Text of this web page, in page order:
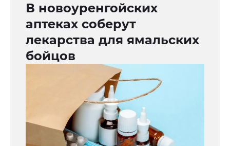
В новоуренгойских
аптеках соберут
лекарства для ямальских
бойцов